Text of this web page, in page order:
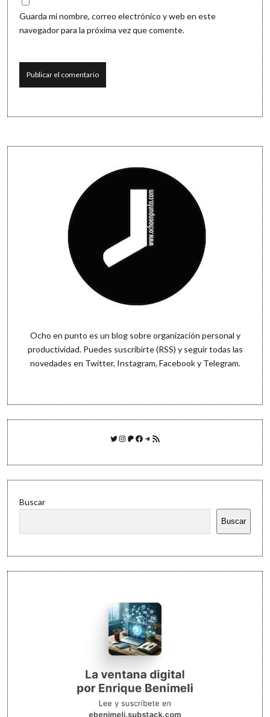
Guarda mi nombre, correo electrónico y web en este
navegador para la próxima vez que comente.
Sidebar
Ocho en punto es un blog sobre organización personal y
productividad. Puedes suscribirte (RSS) y seguir todas las
novedades en Twitter, Instagram, Facebooky Telegram.
Twitter
Instagram
Patreon
Facebook
Telegram
Feed RSS
Buscar
Buscar